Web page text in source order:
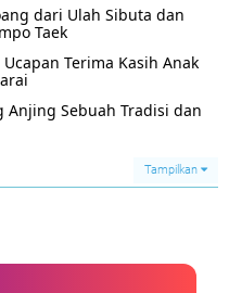
dari Ulah Sibuta dan
Taek
Terima Kasih Anak
Anjing Sebuah Tradisi dan
Tampilkan